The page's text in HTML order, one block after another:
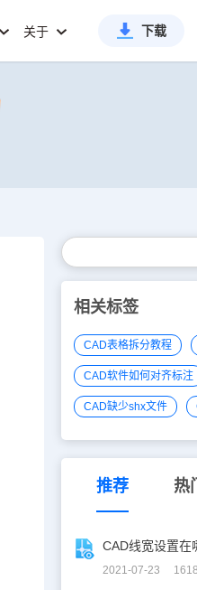
关于 下载
相关标签
CAD表格拆分教程
CAD软件如何对齐标注
CAD缺少shx文件
推荐 热门
2021-07-23